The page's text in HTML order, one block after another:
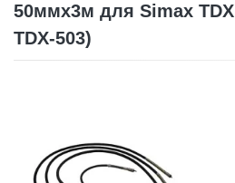
50ммх3м для Simax
TDX-503)